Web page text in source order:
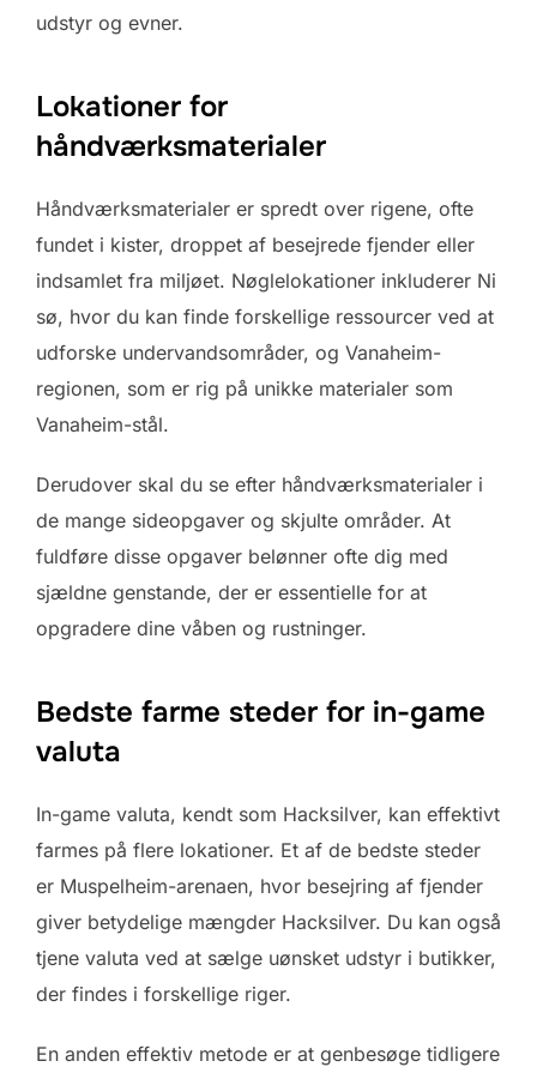
udstyr og evner.
Lokationer for
håndværksmaterialer
Håndværksmaterialer er spredt over rigene, ofte
fundet i kister, droppet af besejrede fjender eller
indsamlet fra miljøet. Nøglelokationer inkluderer Ni
sø, hvor du kan finde forskellige ressourcer ved at
udforske undervandsområder, og Vanaheim-
regionen, som er rig på unikke materialer som
Vanaheim-stål.
Derudover skal du se efter håndværksmaterialer i
de mange sideopgaver og skjulte områder. At
fuldføre disse opgaver belønner ofte dig med
sjældne genstande, der er essentielle for at
opgradere dine våben og rustninger.
Bedste farme steder for in-game
valuta
In-game valuta, kendt som Hacksilver, kan effektivt
farmes på flere lokationer. Et af de bedste steder
er Muspelheim-arenaen, hvor besejring af fjender
giver betydelige mængder Hacksilver. Du kan også
tjene valuta ved at sælge uønsket udstyr i butikker,
der findes i forskellige riger.
En anden effektiv metode er at genbesøge tidligere